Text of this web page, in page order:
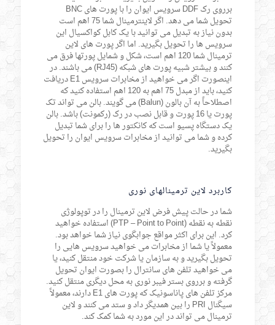
برروی رک DDF سرویس ایوان را با پورت های BNC
تحویل شما می دهد. اگر لاینترمینال شما 75 اهم است
بدون نیاز به تبدیل می توانید با یک کابل کواکسیال این
سرویس ها را تحویل بگیرید. اما اگر پورت های لاین
ترمینال شما 120 اهم است، شکل و شمایل پورتها فرق می
کنند و بیشتر شبیه پورت های شبکه (RJ45) می باشند. در
اینصورت اگر می خواهید از مخابرات سرویس E1 دریافت
کنید، باید از مبدل 75 اهم به 120 اهم استفاده کنید که
اصطلاحاً به آن بالون (Balun) می گویند. بالن می تواند تک
پورت یا 16 پورت و قابل نصب در رک (رکمونت) باشد. بالن
یک دستگاه پسیو است که کانکتور ها را برای شما تبدیل
کرده و شما می توانید از مخابرات سرویس ایوان را تحویل
بگیرید.
کاربرد لاین ترمینالهای نوری
شما در حالت پیش فرض لاین ترمینال را در توپولوژی
نقطه به نقطه (PTP – Point to Point) استفاده خواهید
کرد. این برای اکثر مواقع جوابگوی نیاز شما خواهد بود.
معمولاً یا شما از مخابرات می خواهید سرویس هایی را
تحویل بگیرید و به سازمان یا شرکت خود منتقل کنید، یا
می خواهید تلفن های سانترال را بصورت ایوان تحویل
گرفته و برروی بستر فیبر نوری به محل دیگری منتقل کنید.
مرکز تلفن های پاناسونیک که پورت های E1 دارند، معمولاً
سیگنال PRI را بین همدیگر داد و ستد می کنند و لاین
ترمینال می تواند در این مورد به شما کمک کند.